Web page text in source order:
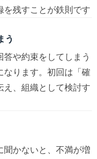
を残すことが鉄則です
う
や約束をしてしまう
なります。初回は「確
え、組織として検討す
聞かないと、不満が増